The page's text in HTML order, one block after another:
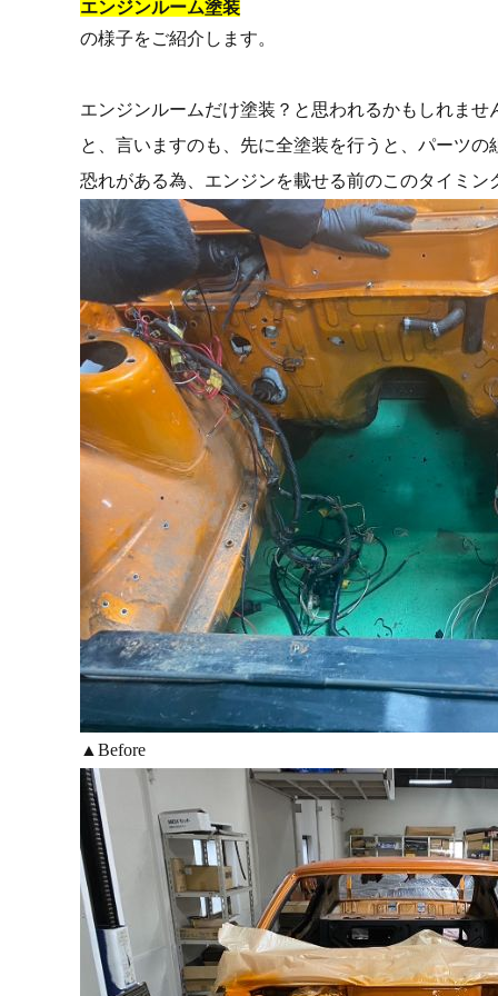
エンジンルーム塗装
の様子をご紹介します。
エンジンルームだけ塗装？と思われるかもしれま
と、言いますのも、先に全塗装を行うと、パーツ
恐れがある為、エンジンを載せる前のこのタイミ
▲Before